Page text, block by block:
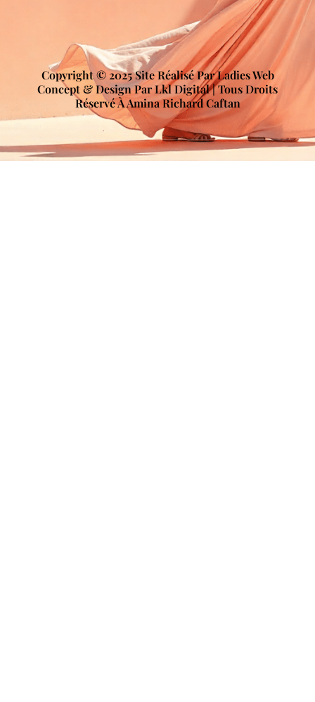
Copyright © 2025 Site Réalisé Par Ladies Web
Concept & Design Par Lkl Digital | Tous Droits
Réservé À Amina Richard Caftan